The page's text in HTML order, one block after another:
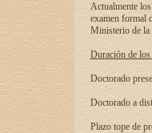
Actualmente
examen formal
Ministerio de la
Duración de
Doctorado
Doctorado a
Plazo tope de